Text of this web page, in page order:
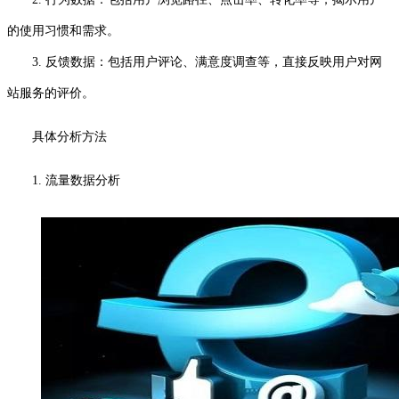
的使用习惯和需求。
3. 反馈数据：包括用户评论、满意度调查等，直接反映用户对网
站服务的评价。
具体分析方法
1. 流量数据分析